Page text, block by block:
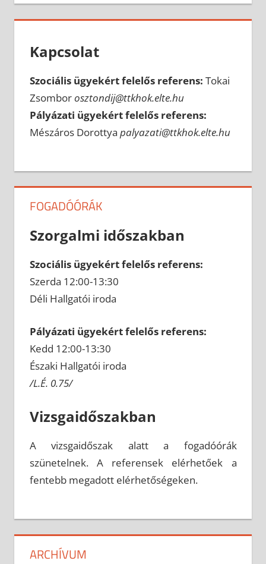
Kapcsolat
Szociális ügyekért felelős referens: Tokai
Zsomborosztondij@ttkhok.elte.hu
Pályázati ügyekért felelős referens:
Mészáros Dorottya palyazati@ttkhok.elte.hu
FOGADÓÓRÁK
Szorgalmi időszakban
Szociális ügyekért felelős referens:
Szerda 12:00-13:30
Déli Hallgatói iroda
Pályázati ügyekért felelős referens:
Kedd 12:00-13:30
Északi Hallgatói iroda
/L.É. 0.75/
Vizsgaidőszakban
A vizsgaidőszak alatt a fogadóórák
szünetelnek. A referensek elérhetőek a
fentebb megadott elérhetőségeken.
ARCHÍVUM